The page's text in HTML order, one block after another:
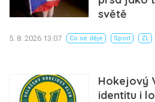
světě
5. 8. 2026 13:07 Co se děje Sport ZL
Hokejový
identitu i